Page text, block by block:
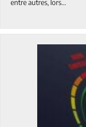
entre autres, lors…